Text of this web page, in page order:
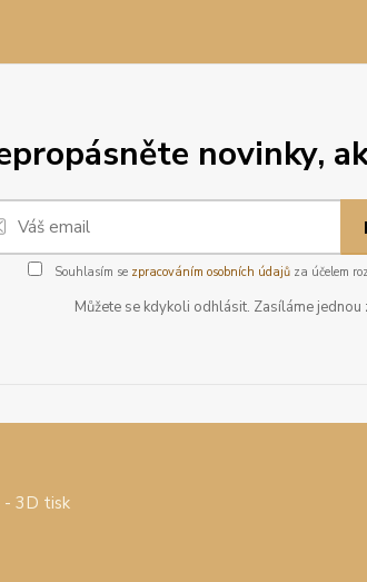
novinky,
Souhlasím se zpracováním osobních údajůza účelem
Můžete se kdykoli odhlásit. Zasíláme jednou
- 3D tisk